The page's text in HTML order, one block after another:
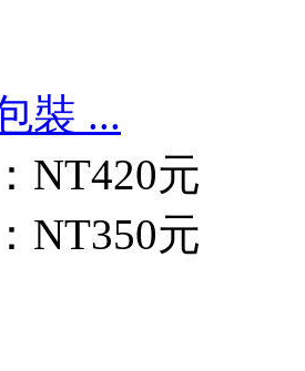
裝 ...
NT420元
NT350元